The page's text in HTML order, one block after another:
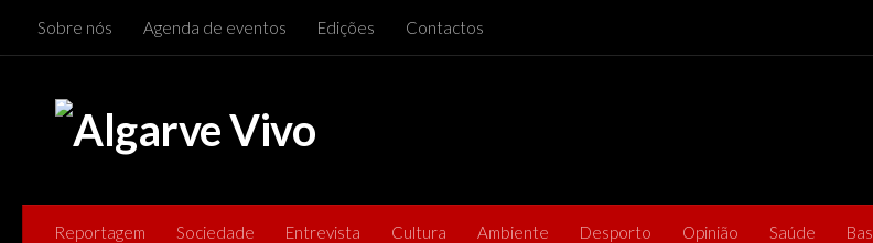
Skip to content
Sobre nós Agenda de eventos Edições Contactos
Reportagem Sociedade Entrevista Cultura Ambiente Desporto Opinião Saúde